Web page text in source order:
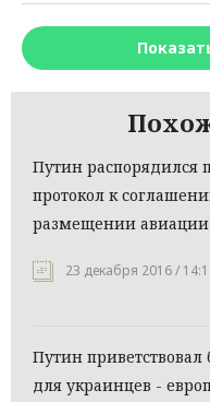
Путин распорядился
протокол к
размещении
23 декабря 2016 /
Путин приветствовал
для украинцев -